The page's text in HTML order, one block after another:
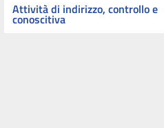
Attività di indirizzo, controllo e
conoscitiva